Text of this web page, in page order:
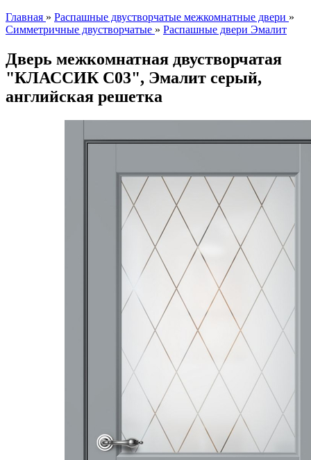
Главная » Распашные двустворчатые межкомнатные двери »
Симметричные двустворчатые » Распашные двери Эмалит
Дверь межкомнатная двустворчатая
"КЛАССИК C03", Эмалит серый,
английская решетка